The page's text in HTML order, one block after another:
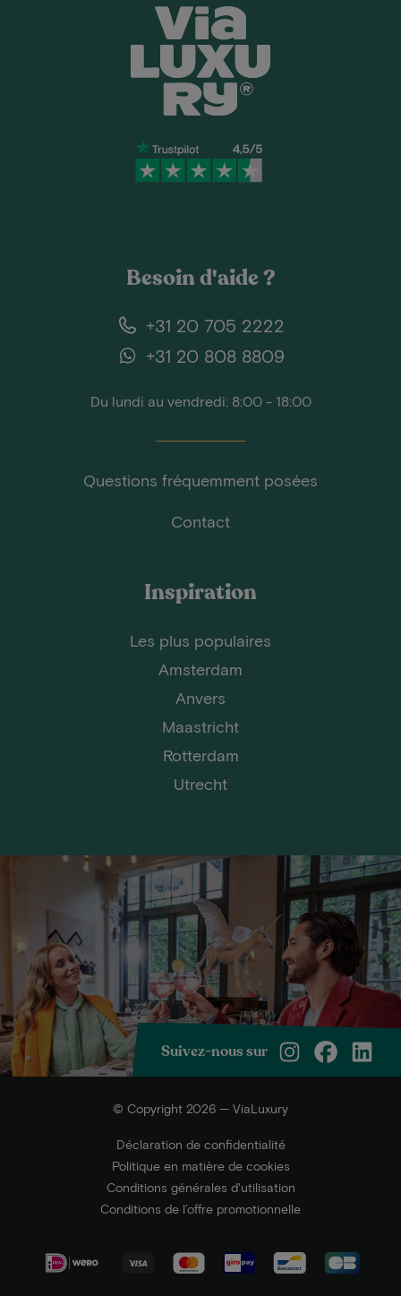
Besoin d'aide ?
+31 20 705 2222
+31 20 808 8809
Du lundi au vendredi: 8:00 - 18:00
Questions fréquemment posées
Contact
Inspiration
Les plus populaires
Amsterdam
Anvers
Maastricht
Rotterdam
Utrecht
Suivez-nous sur
© Copyright 2026 — ViaLuxury
Déclaration de confidentialité
Politique en matière de cookies
Conditions générales d'utilisation
Conditions de l’offre promotionnelle